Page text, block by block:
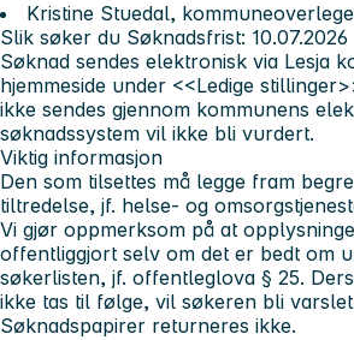
Kristine Stuedal,
Slik søker du Søknadsfrist: 10.07.2026
Søknad sendes elektronisk via Lesja
hjemmeside under <<Ledige
ikke sendes gjennom kommunens
søknadssystem vil ikke bli vurdert.
Viktig informasjon
Den som tilsettes må legge fram
tiltredelse, jf. helse- og
Vi gjør oppmerksom på at
offentliggjort selv om det er bedt om
søkerlisten, jf. offentleglova § 25.
ikke tas til følge, vil søkeren bli
Søknadspapirer returneres ikke.